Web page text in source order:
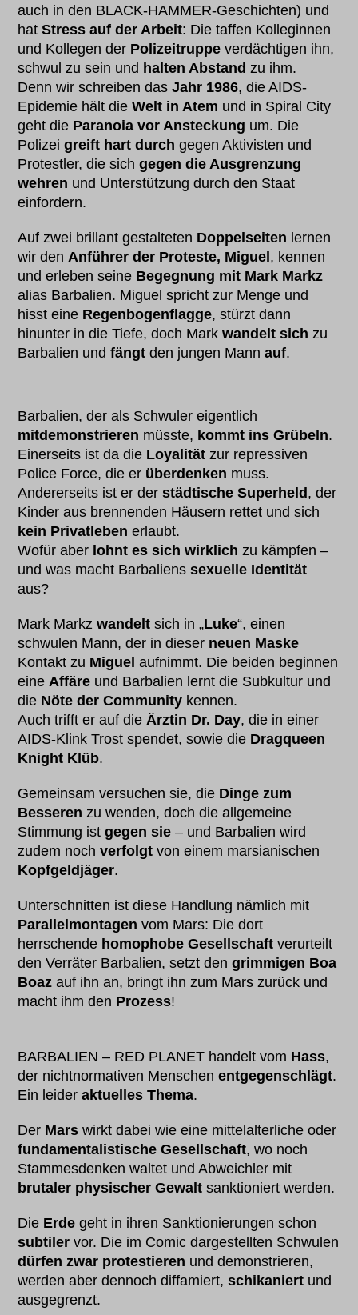
auch in den BLACK-HAMMER-Geschichten) und
hatStress auf der Arbeit: Die taffen Kolleginnen
und Kollegen der Polizeitruppe verdächtigen ihn,
schwul zu sein und halten Abstand zu ihm.
Denn wir schreiben dasJahr 1986, die AIDS-
Epidemie hält dieWelt in Atem und in Spiral City
geht die Paranoia vor Ansteckung um. Die
Polizeigreift hart durch gegen Aktivisten und
Protestler, die sichgegen die Ausgrenzung
wehren und Unterstützung durch den Staat
einfordern.
Auf zwei brillant gestalteten Doppelseiten lernen
wir denAnführer der Proteste, Miguel , kennen
und erleben seine Begegnung mit Mark Markz
alias Barbalien. Miguel spricht zur Menge und
hisst eine Regenbogenflagge, stürzt dann
hinunter in die Tiefe, doch Markwandelt sich zu
Barbalien undfängt den jungen Mannauf.
Barbalien, der als Schwuler eigentlich
mitdemonstrieren müsste, kommt ins Grübeln.
Einerseits ist da die Loyalität zur repressiven
Police Force, die er überdenken muss.
Andererseits ist er derstädtische Superheld , der
Kinder aus brennenden Häusern rettet und sich
kein Privatleben erlaubt.
Wofür aber lohnt es sich wirklich zu kämpfen –
und was macht Barbalienssexuelle Identität
aus?
Mark Markzwandelt sich in „Luke“, einen
schwulen Mann, der in dieser neuen Maske
Kontakt zu Miguel aufnimmt. Die beiden beginnen
eineAffäre und Barbalien lernt die Subkultur und
die Nöte der Community kennen.
Auch trifft er auf dieÄrztin Dr. Day, die in einer
AIDS-Klink Trost spendet, sowie die Dragqueen
Knight Klüb.
Gemeinsam versuchen sie, die Dinge zum
Besseren zu wenden, doch die allgemeine
Stimmung istgegen sie – und Barbalien wird
zudem nochverfolgt von einem marsianischen
Kopfgeldjäger.
Unterschnitten ist diese Handlung nämlich mit
Parallelmontagen vom Mars: Die dort
herrschende homophobe Gesellschaft verurteilt
den Verräter Barbalien, setzt dengrimmigen Boa
Boaz auf ihn an, bringt ihn zum Mars zurück und
macht ihm den Prozess!
BARBALIEN – RED PLANET handelt vom Hass,
der nichtnormativen Menschenentgegenschlägt.
Ein leideraktuelles Thema.
Der Mars wirkt dabei wie eine mittelalterliche oder
fundamentalistische Gesellschaft, wo noch
Stammesdenken waltet und Abweichler mit
brutaler physischer Gewalt sanktioniert werden.
Die Erde geht in ihren Sanktionierungen schon
subtiler vor. Die im Comic dargestellten Schwulen
dürfen zwar protestieren und demonstrieren,
werden aber dennoch diffamiert,schikaniert und
ausgegrenzt.